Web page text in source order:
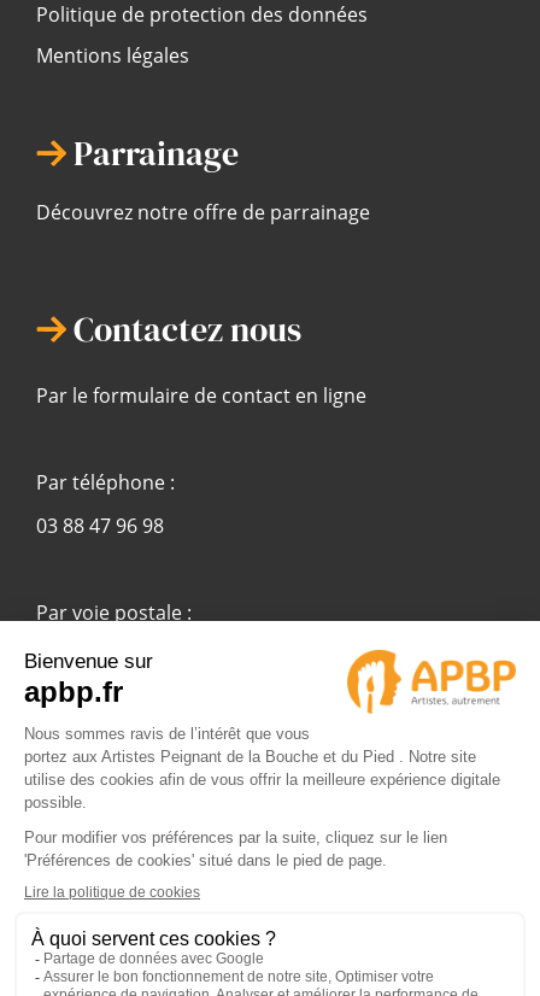
Politique de protection des données
Mentions légales
Parrainage
Découvrez notre offre de parrainage
Contactez nous
Par le formulaire de contact en ligne
Par téléphone :
03 88 47 96 98
Par voie postale :
APBP
37 route Ecospace - Molsheim
67955 Strasbourg Cedex 9